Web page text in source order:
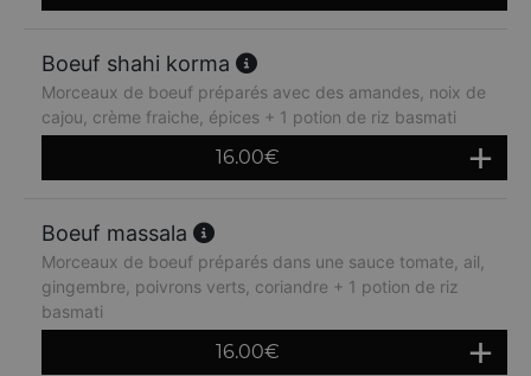
Boeuf shahi korma
Morceaux de boeuf préparés avec des amandes, noix de
cajou, crème fraiche, épices + 1 potion de riz basmati
16.00€
Boeuf massala
Morceaux de boeuf préparés dans une sauce tomate, ail,
gingembre, poivrons verts, coriandre + 1 potion de riz
basmati
16.00€